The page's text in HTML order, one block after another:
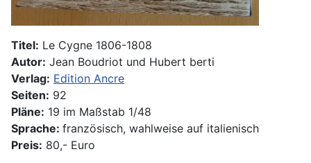
Titel: Le Cygne 1806-1808
Autor: Jean Boudriot und Hubert berti
Verlag: Edition Ancre
Seiten: 92
Pläne: 19 im Maßstab 1/48
Sprache: französisch, wahlweise auf italienisch
Preis: 80,- Euro